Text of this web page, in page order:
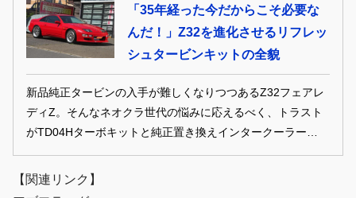
「35年経った今だからこそ必要な
んだ！」Z32を進化させるリフレッ
シュタービンキットの全貌
新品純正タービンの入手が難しくなりつつあるZ32フェアレ
ディZ。そんなネオクラ世代の悩みに応えるべく、トラスト
がTD04Hターボキットと純正置き換えインタークーラーを復
そ価値あるアップデートに迫る。
【関連リンク】